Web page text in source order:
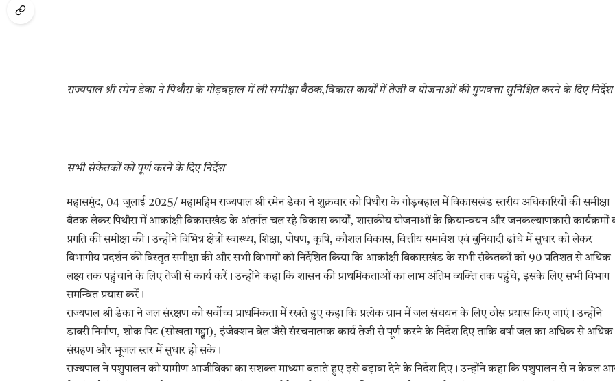
राज्यपाल श्री रमेन डेका ने पिथौरा के गोड़बहाल में ली समीक्षा बैठक,विकास कार्यों में तेजी व योजनाओं की गुणवत्ता सुनिश्चित करने के दिए निर्देश
सभी संकेतकों को पूर्ण करने के दिए निर्देश
महासमुंद, 04 जुलाई 2025/ महामहिम राज्यपाल श्री रमेन डेका ने शुक्रवार को पिथौरा के गोड़बहाल में विकासखंड स्तरीय अधिकारियों की समीक्षा
बैठक लेकर पिथौरा में आकांक्षी विकासखंड के अंतर्गत चल रहे विकास कार्यों, शासकीय योजनाओं के क्रियान्वयन और जनकल्याणकारी कार्यक्रमों
प्रगति की समीक्षा की। उन्होंने विभिन्न क्षेत्रों स्वास्थ्य, शिक्षा, पोषण, कृषि, कौशल विकास, वित्तीय समावेश एवं बुनियादी ढांचे में सुधार को लेकर
विभागीय प्रदर्शन की विस्तृत समीक्षा की और सभी विभागों को निर्देशित किया कि आकांक्षी विकासखंड के सभी संकेतकों को 90 प्रतिशत से अधिक
लक्ष्य तक पहुंचाने के लिए तेजी से कार्य करें। उन्होंने कहा कि शासन की प्राथमिकताओं का लाभ अंतिम व्यक्ति तक पहुंचे, इसके लिए सभी विभाग
समन्वित प्रयास करें।
राज्यपाल श्री डेका ने जल संरक्षण को सर्वोच्च प्राथमिकता में रखते हुए कहा कि प्रत्येक ग्राम में जल संचयन के लिए ठोस प्रयास किए जाएं। उन्होंने
डाबरी निर्माण, शोक पिट (सोखता गड्ढा), इंजेक्शन वेल जैसे संरचनात्मक कार्य तेजी से पूर्ण करने के निर्देश दिए ताकि वर्षा जल का अधिक से अधिक
संग्रहण और भूजल स्तर में सुधार हो सके।
राज्यपाल ने पशुपालन को ग्रामीण आजीविका का सशक्त माध्यम बताते हुए इसे बढ़ावा देने के निर्देश दिए। उन्होंने कहा कि पशुपालन से न केवल